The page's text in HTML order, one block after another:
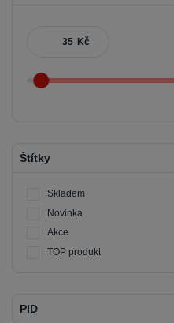
Kč
Štítky
Skladem
Novinka
Akce
TOP produkt
PID